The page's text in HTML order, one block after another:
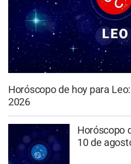
Horóscopo de hoy para
2026
Horóscopo
10 de